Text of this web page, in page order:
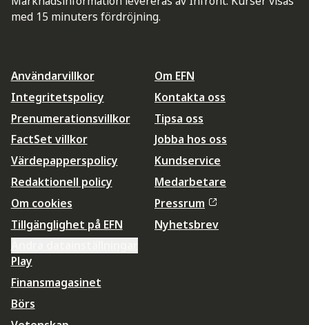
med 15 minuters fördröjning.
Användarvillkor
Integritetspolicy
Prenumerationsvillkor
FactSet villkor
Värdepapperspolicy
Redaktionell policy
Om cookies
Tillgänglighet på EFN
Om EFN
Kontakta oss
Tipsa oss
Jobba hos oss
Kundservice
Medarbetare
Pressrum
Nyhetsbrev
Play
Finansmagasinet
Börs